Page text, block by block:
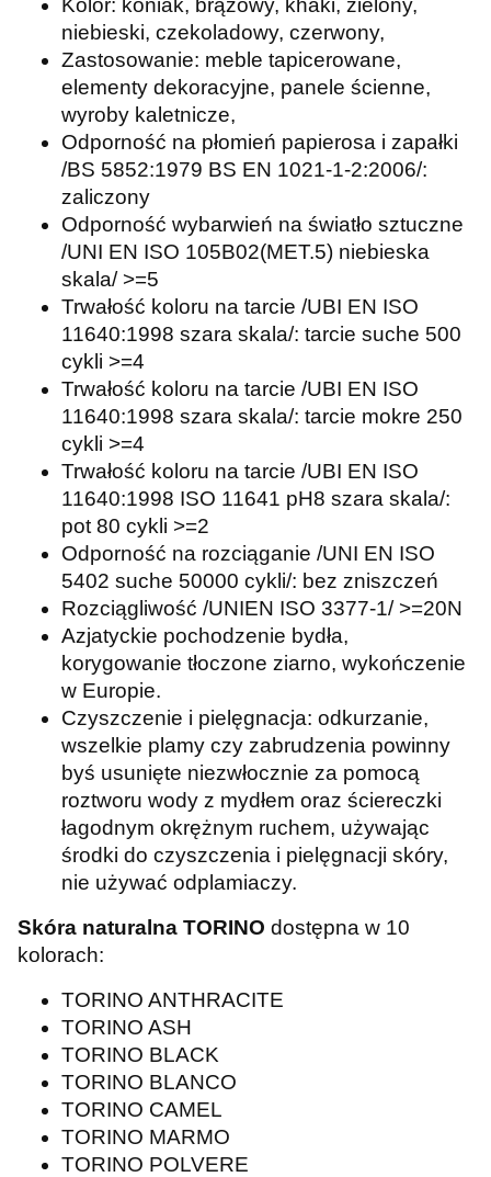
Kolor: koniak, brązowy, khaki, zielony,
niebieski, czekoladowy, czerwony,
Zastosowanie: meble tapicerowane,
elementy dekoracyjne, panele ścienne,
wyroby kaletnicze,
Odporność na płomień papierosa i zapałki
/BS 5852:1979 BS EN 1021-1-2:2006/:
zaliczony
Odporność wybarwień na światło sztuczne
/UNI EN ISO 105B02(MET.5) niebieska
skala/ >=5
Trwałość koloru na tarcie /UBI EN ISO
11640:1998 szara skala/: tarcie suche 500
cykli >=4
Trwałość koloru na tarcie /UBI EN ISO
11640:1998 szara skala/: tarcie mokre 250
cykli >=4
Trwałość koloru na tarcie /UBI EN ISO
11640:1998 ISO 11641 pH8 szara skala/:
pot 80 cykli >=2
Odporność na rozciąganie /UNI EN ISO
5402 suche 50000 cykli/: bez zniszczeń
Rozciągliwość /UNIEN ISO 3377-1/ >=20N
Azjatyckie pochodzenie bydła,
korygowanie tłoczone ziarno, wykończenie
w Europie.
Czyszczenie i pielęgnacja: odkurzanie,
wszelkie plamy czy zabrudzenia powinny
byś usunięte niezwłocznie za pomocą
roztworu wody z mydłem oraz ściereczki
łagodnym okrężnym ruchem, używając
środki do czyszczenia i pielęgnacji skóry,
nie używać odplamiaczy.
Skóra naturalna TORINO dostępna w 10
kolorach:
TORINO ANTHRACITE
TORINO ASH
TORINO BLACK
TORINO BLANCO
TORINO CAMEL
TORINO MARMO
TORINO POLVERE